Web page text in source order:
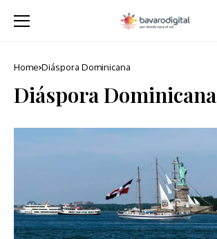
Home Diáspora Dominicana
Diáspora Dominicana